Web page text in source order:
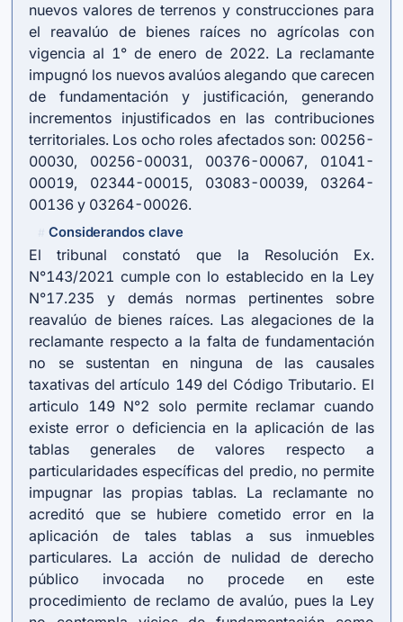
nuevos valores de terrenos y construcciones para
el reavalúo de bienes raíces no agrícolas con
vigencia al 1° de enero de 2022. La reclamante
impugnó los nuevos avalúos alegando que carecen
de fundamentación y justificación, generando
incrementos injustificados en las contribuciones
territoriales. Los ocho roles afectados son: 00256-
00030, 00256-00031, 00376-00067, 01041-
00019, 02344-00015, 03083-00039, 03264-
00136 y 03264-00026.
Considerandos clave
El tribunal constató que la Resolución Ex.
N°143/2021 cumple con lo establecido en la Ley
N°17.235 y demás normas pertinentes sobre
reavalúo de bienes raíces. Las alegaciones de la
reclamante respecto a la falta de fundamentación
no se sustentan en ninguna de las causales
taxativas del artículo 149 del Código Tributario. El
articulo 149 N°2 solo permite reclamar cuando
existe error o deficiencia en la aplicación de las
tablas generales de valores respecto a
particularidades específicas del predio, no permite
impugnar las propias tablas. La reclamante no
acreditó que se hubiere cometido error en la
aplicación de tales tablas a sus inmuebles
particulares. La acción de nulidad de derecho
público invocada no procede en este
procedimiento de reclamo de avalúo, pues la Ley